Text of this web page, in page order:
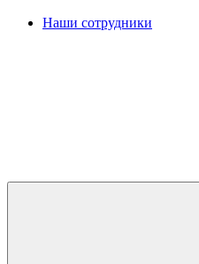
Наши сотрудники